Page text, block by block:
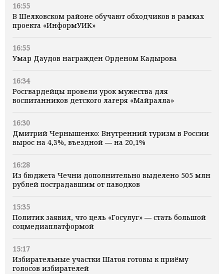
16:55
В Шелковском районе обучают обходчиков в рамках
проекта «ИнформУИК»
16:55
Умар Даудов награжден Орденом Кадырова
16:34
Росгвардейцы провели урок мужества для
воспитанников детского лагеря «Майралла»
16:30
Дмитрий Чернышенко: Внутренний туризм в России
вырос на 4,3%, въездной — на 20,1%
16:28
Из бюджета Чечни дополнительно выделено 505 млн
рублей пострадавшим от паводков
15:35
Политик заявил, что цель «Госулуг» — стать большой
соцмедиаплатформой
15:17
Избирательные участки Шатоя готовы к приёму
голосов избирателей